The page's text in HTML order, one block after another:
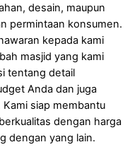
desain, maupun
permintaan konsumen.
kepada kami
masjid yang kami
tentang detail
Anda dan juga
siap membantu
dengan harga
dengan yang lain.